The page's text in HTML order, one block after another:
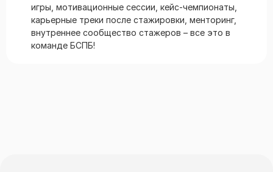
игры, мотивационные сессии, кейс-чемпионаты,
карьерные треки после стажировки, менторинг,
внутреннее сообщество стажеров – все это в
команде БСПБ!